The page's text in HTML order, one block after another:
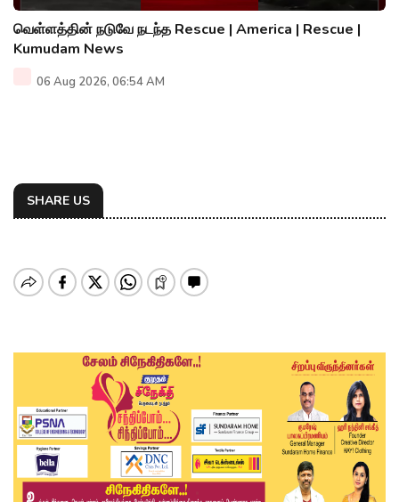
வெள்ளத்தின் நடுவே நடந்த Rescue | America | Rescue |
Kumudam News
06 Aug 2026, 06:54 AM
SHARE US